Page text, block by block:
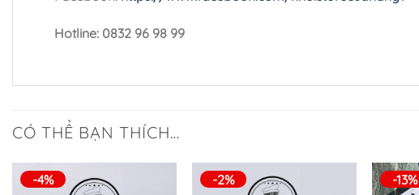
Hotline: 0832 96 98 99
CÓ THỂ BẠN THÍCH…
-4% -2% -13%